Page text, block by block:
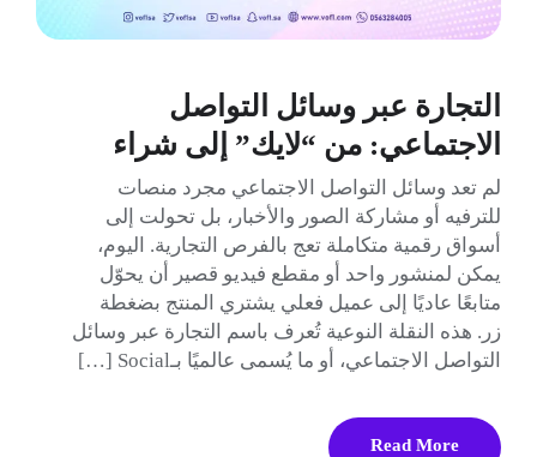
التجارة عبر وسائل التواصل
الاجتماعي: من “لايك” إلى شراء
لم تعد وسائل التواصل الاجتماعي مجرد منصات
للترفيه أو مشاركة الصور والأخبار، بل تحولت إلى
أسواق رقمية متكاملة تعج بالفرص التجارية. اليوم،
يمكن لمنشور واحد أو مقطع فيديو قصير أن يحوّل
متابعًا عاديًا إلى عميل فعلي يشتري المنتج بضغطة
زر. هذه النقلة النوعية تُعرف باسم التجارة عبر وسائل
التواصل الاجتماعي، أو ما يُسمى عالميًا بـSocial […]
Read More